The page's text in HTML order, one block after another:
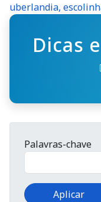
uberlandia,
Dicas
Palavras-chave